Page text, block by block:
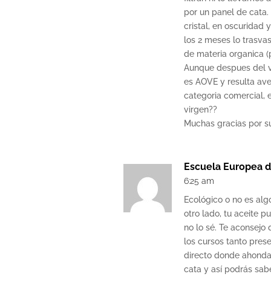
por un panel de
cristal, en oscuridad
los 2 meses lo
de materia organica
Aunque despues del
es AOVE y resulta
categoria comercial,
virgen??
Muchas gracias por
Escuela Europea
6:25 am
Ecológico o no es
otro lado, tu aceite
no lo sé. Te
los cursos tanto
directo donde
cata y así podrás